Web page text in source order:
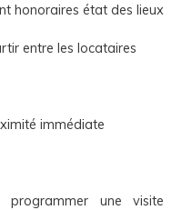
honoraires état des lieux
entre les locataires
immédiate
une visite